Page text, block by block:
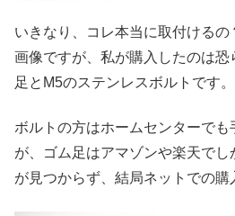
いきなり、コレ本当に取付けるの
画像ですが、私が購入したのは恐
足とM5のステンレスボルトです。
ボルトの方はホームセンターで
が、ゴム足はアマゾンや楽天で
が見つからず、結局ネットでの購